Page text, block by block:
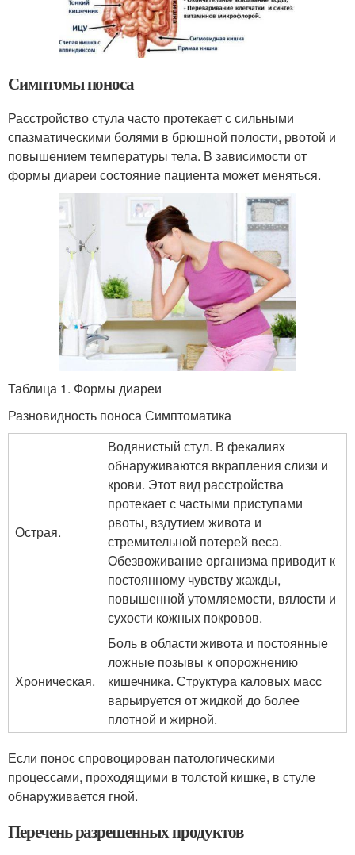
Симптомы поноса
Расстройство стула часто протекает с сильными
спазматическими болями в брюшной полости, рвотой и
повышением температуры тела. В зависимости от
формы диареи состояние пациента может меняться.
Таблица 1. Формы диареи
Разновидность поноса Симптоматика
Острая.
Водянистый стул. В фекалиях
обнаруживаются вкрапления слизи и
крови. Этот вид расстройства
протекает с частыми приступами
рвоты, вздутием живота и
стремительной потерей веса.
Обезвоживание организма приводит к
постоянному чувству жажды,
повышенной утомляемости, вялости и
сухости кожных покровов.
Хроническая.
Боль в области живота и постоянные
ложные позывы к опорожнению
кишечника. Структура каловых масс
варьируется от жидкой до более
плотной и жирной.
Если понос спровоцирован патологическими
процессами, проходящими в толстой кишке, в стуле
обнаруживается гной.
Перечень разрешенных продуктов